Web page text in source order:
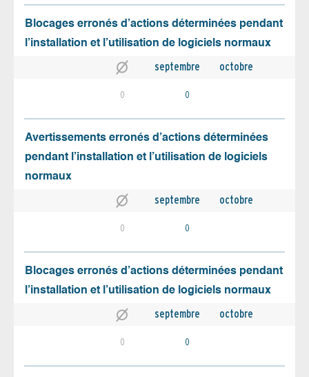
Blocages erronés d’actions déterminées pendant
l’installation et l’utilisation de logiciels normaux
septembre octobre
0 0
Avertissements erronés d’actions déterminées
pendant l’installation et l’utilisation de logiciels
normaux
septembre octobre
0 0
Blocages erronés d’actions déterminées pendant
l’installation et l’utilisation de logiciels normaux
septembre octobre
0 0